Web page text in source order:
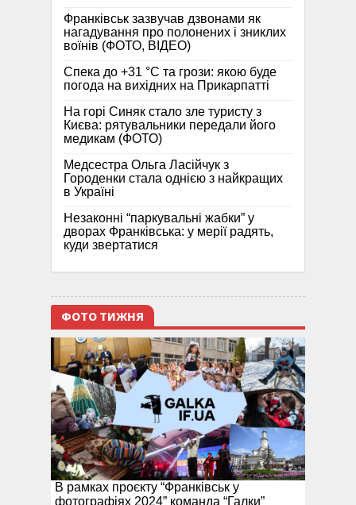
Франківськ зазвучав дзвонами як
нагадування про полонених і зниклих
воїнів (ФОТО, ВІДЕО)
Спека до +31 °C та грози: якою буде
погода на вихідних на Прикарпатті
На горі Синяк стало зле туристу з
Києва: рятувальники передали його
медикам (ФОТО)
Медсестра Ольга Ласійчук з
Городенки стала однією з найкращих
в Україні
Незаконні “паркувальні жабки” у
дворах Франківська: у мерії радять,
куди звертатися
ФОТО ТИЖНЯ
В рамках проєкту “Франківськ у
фотографіях 2024” команда “Галки”